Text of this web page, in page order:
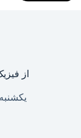
از
یکشنبه, ۲۵ آذر ۱۴۰۳ –